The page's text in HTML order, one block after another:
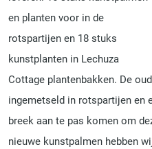
en planten voor in de
rotspartijen en 18 stuks
kunstplanten in Lechuza
Cottage plantenbakken. De
ingemetseld in rotspartijen en
breek aan te pas komen om
nieuwe kunstpalmen hebben